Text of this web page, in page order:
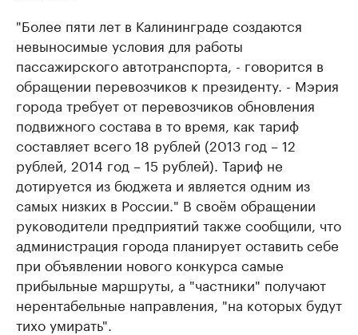
"Более пяти лет в Калининграде создаются
невыносимые условия для работы
пассажирского автотранспорта, - говорится в
обращении перевозчиков к президенту. - Мэрия
города требует от перевозчиков обновления
подвижного состава в то время, как тариф
составляет всего 18 рублей (2013 год – 12
рублей, 2014 год – 15 рублей). Тариф не
дотируется из бюджета и является одним из
самых низких в России." В своём обращении
руководители предприятий также сообщили, что
администрация города планирует оставить себе
при объявлении нового конкурса самые
прибыльные маршруты, а "частники" получают
нерентабельные направления, "на которых будут
тихо умирать".